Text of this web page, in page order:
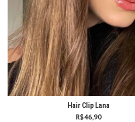
Hair Clip Lana
R$46,90